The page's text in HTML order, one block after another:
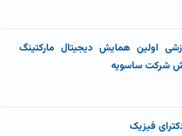
اولین همایش دیجیتال مارکتینگ
شرکت ساسویه
فیزیک